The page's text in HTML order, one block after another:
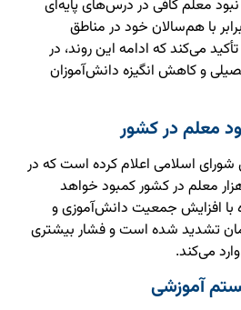
معلم کافی در درس‌های پایه‌ای
با هم‌سالان خود در مناطق
تأکید می‌کند که ادامه این روند، در
و کاهش انگیزه دانش‌آموزان
معلم در کشور
اسلامی اعلام کرده است که در
۱۴۰۴، حدود ۱۷۶ هزار معلم در کشور کمبود خواهد
با افزایش جمعیت دانش‌آموزی و
تشدید شده است و فشار بیشتری
می‌کند.
آموزشی